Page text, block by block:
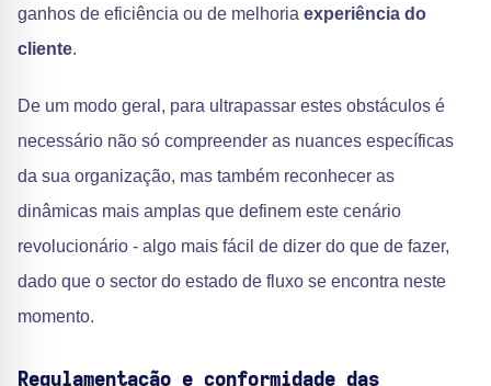
ganhos de eficiência ou de melhoria experiência do
cliente.
De um modo geral, para ultrapassar estes obstáculos é
necessário não só compreender as nuances específicas
da sua organização, mas também reconhecer as
dinâmicas mais amplas que definem este cenário
revolucionário - algo mais fácil de dizer do que de fazer,
dado que o sector do estado de fluxo se encontra neste
momento.
Regulamentação e conformidade das